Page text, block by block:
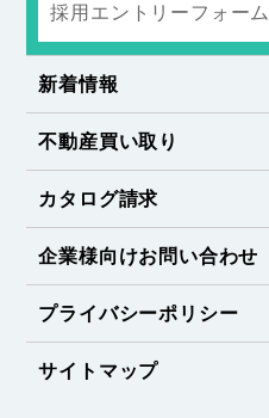
採用エントリーフォーム
新着情報
不動産買い取り
カタログ請求
企業様向けお問い合わせ
プライバシーポリシー
サイトマップ